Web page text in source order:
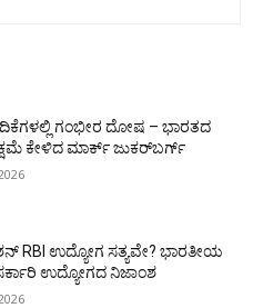
ಗಂಭೀರ ದೋಷ – ಭಾರತದ
ಕ್ಷಮೆ ಕೇಳಿದ ಮಾರ್ಕ್ ಜುಕರ್‌ಬರ್ಗ್
RBI ಉದ್ಯೋಗ ಸತ್ಯವೇ? ಭಾರತೀಯ
ಉದ್ಯೋಗದ ನಿಜಾಂಶ